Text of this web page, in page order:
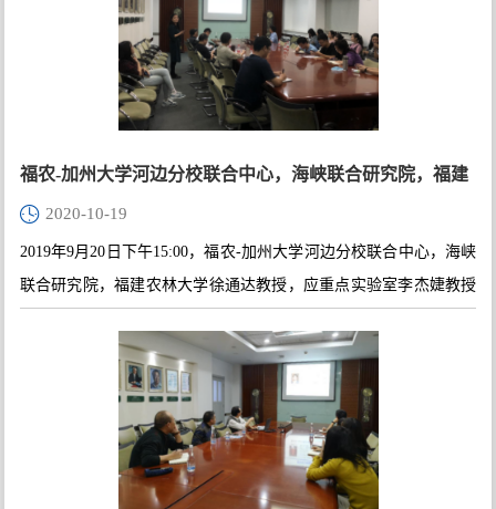
究，在Nature、Cell等国际顶级杂志发表文章数篇，在国际上拥有很
福农-加州大学河边分校联合中心，海峡联合研究院，福建
农林大学徐通达教授，应重点实验室李杰婕教授的邀请，
在生命科学学院116室做了关于TMK调节生长素信号的学
术讲座
2020-10-19
2019年9月20日下午15:00，福农-加州大学河边分校联合中心，海峡
联合研究院，福建农林大学徐通达教授，应重点实验室李杰婕教授